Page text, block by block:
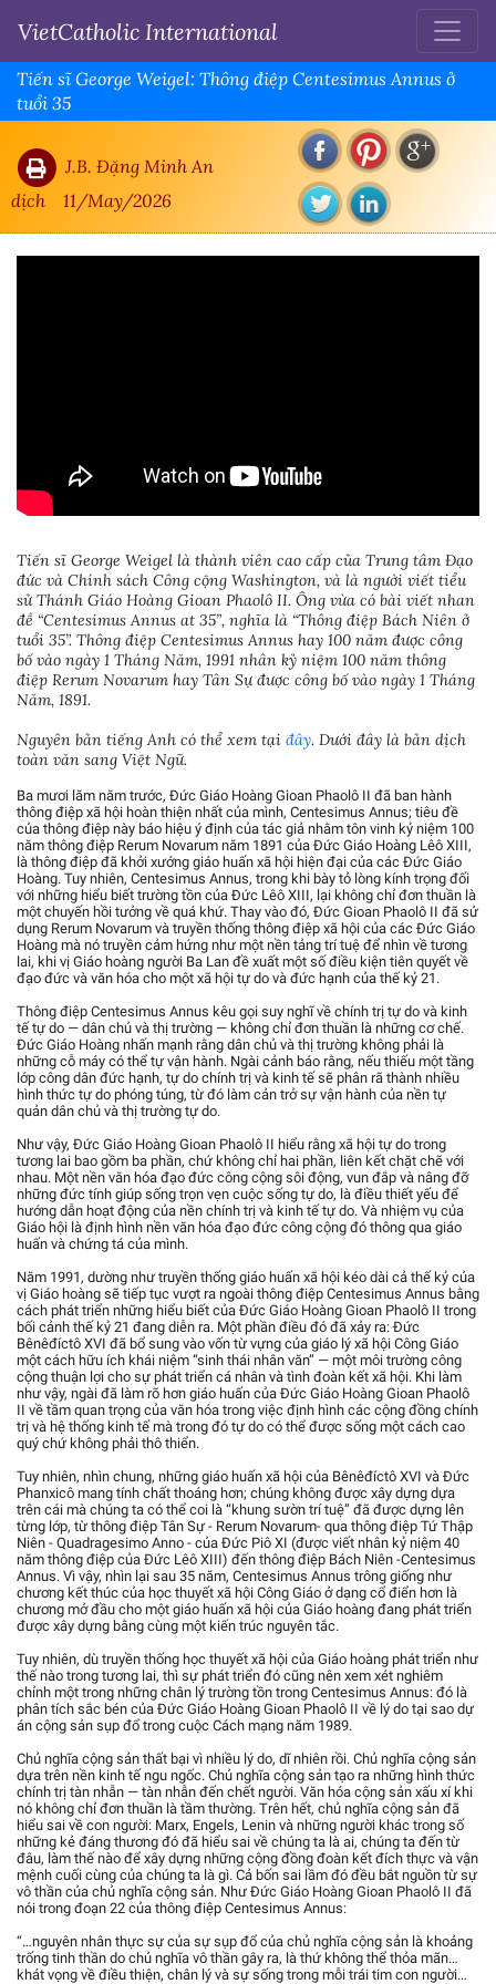
VietCatholic International
Tiến sĩ George Weigel: Thông điệp Centesimus Annus ở
tuổi 35
J.B. Đặng Minh An
dịch
11/May/2026
Tiến sĩ George Weigel là thành viên cao cấp của Trung tâm Đạo
đức và Chính sách Công cộng Washington, và là người viết tiểu
sử Thánh Giáo Hoàng Gioan Phaolô II. Ông vừa có bài viết nhan
đề “Centesimus Annus at 35”, nghĩa là “Thông điệp Bách Niên ở
tuổi 35”. Thông điệp Centesimus Annus hay 100 năm được công
bố vào ngày 1 Tháng Năm, 1991 nhân kỷ niệm 100 năm thông
điệp Rerum Novarum hay Tân Sự được công bố vào ngày 1 Tháng
Năm, 1891.
Nguyên bản tiếng Anh có thể xem tại đây. Dưới đây là bản dịch
toàn văn sang Việt Ngữ.
Ba mươi lăm năm trước, Đức Giáo Hoàng Gioan Phaolô II đã ban hành
thông điệp xã hội hoàn thiện nhất của mình, Centesimus Annus; tiêu đề
của thông điệp này báo hiệu ý định của tác giả nhằm tôn vinh kỷ niệm 100
năm thông điệp Rerum Novarum năm 1891 của Đức Giáo Hoàng Lêô XIII,
là thông điệp đã khởi xướng giáo huấn xã hội hiện đại của các Đức Giáo
Hoàng. Tuy nhiên, Centesimus Annus, trong khi bày tỏ lòng kính trọng đối
với những hiểu biết trường tồn của Đức Lêô XIII, lại không chỉ đơn thuần là
một chuyến hồi tưởng về quá khứ. Thay vào đó, Đức Gioan Phaolô II đã sử
dụng Rerum Novarum và truyền thống thông điệp xã hội của các Đức Giáo
Hoàng mà nó truyền cảm hứng như một nền tảng trí tuệ để nhìn về tương
lai, khi vị Giáo hoàng người Ba Lan đề xuất một số điều kiện tiên quyết về
đạo đức và văn hóa cho một xã hội tự do và đức hạnh của thế kỷ 21.
Thông điệp Centesimus Annus kêu gọi suy nghĩ về chính trị tự do và kinh
tế tự do — dân chủ và thị trường — không chỉ đơn thuần là những cơ chế.
Đức Giáo Hoàng nhấn mạnh rằng dân chủ và thị trường không phải là
những cỗ máy có thể tự vận hành. Ngài cảnh báo rằng, nếu thiếu một tầng
lớp công dân đức hạnh, tự do chính trị và kinh tế sẽ phân rã thành nhiều
hình thức tự do phóng túng, từ đó làm cản trở sự vận hành của nền tự
quản dân chủ và thị trường tự do.
Như vậy, Đức Giáo Hoàng Gioan Phaolô II hiểu rằng xã hội tự do trong
tương lai bao gồm ba phần, chứ không chỉ hai phần, liên kết chặt chẽ với
nhau. Một nền văn hóa đạo đức công cộng sôi động, vun đắp và nâng đỡ
những đức tính giúp sống trọn vẹn cuộc sống tự do, là điều thiết yếu để
hướng dẫn hoạt động của nền chính trị và kinh tế tự do. Và nhiệm vụ của
Giáo hội là định hình nền văn hóa đạo đức công cộng đó thông qua giáo
huấn và chứng tá của mình.
Năm 1991, dường như truyền thống giáo huấn xã hội kéo dài cả thế kỷ của
vị Giáo hoàng sẽ tiếp tục vượt ra ngoài thông điệp Centesimus Annus bằng
cách phát triển những hiểu biết của Đức Giáo Hoàng Gioan Phaolô II trong
bối cảnh thế kỷ 21 đang diễn ra. Một phần điều đó đã xảy ra: Đức
Bênêđíctô XVI đã bổ sung vào vốn từ vựng của giáo lý xã hội Công Giáo
một cách hữu ích khái niệm “sinh thái nhân văn” — một môi trường công
cộng thuận lợi cho sự phát triển cá nhân và tình đoàn kết xã hội. Khi làm
như vậy, ngài đã làm rõ hơn giáo huấn của Đức Giáo Hoàng Gioan Phaolô
II về tầm quan trọng của văn hóa trong việc định hình các cộng đồng chính
trị và hệ thống kinh tế mà trong đó tự do có thể được sống một cách cao
quý chứ không phải thô thiển.
Tuy nhiên, nhìn chung, những giáo huấn xã hội của Bênêđíctô XVI và Đức
Phanxicô mang tính chất thoáng hơn; chúng không được xây dựng dựa
trên cái mà chúng ta có thể coi là “khung sườn trí tuệ” đã được dựng lên
từng lớp, từ thông điệp Tân Sự - Rerum Novarum- qua thông điệp Tứ Thập
Niên - Quadragesimo Anno - của Đức Piô XI (được viết nhân kỷ niệm 40
năm thông điệp của Đức Lêô XIII) đến thông điệp Bách Niên -Centesimus
Annus. Vì vậy, nhìn lại sau 35 năm, Centesimus Annus trông giống như
chương kết thúc của học thuyết xã hội Công Giáo ở dạng cổ điển hơn là
chương mở đầu cho một giáo huấn xã hội của Giáo hoàng đang phát triển
được xây dựng bằng cùng một kiến trúc nguyên tắc.
Tuy nhiên, dù truyền thống học thuyết xã hội của Giáo hoàng phát triển như
thế nào trong tương lai, thì sự phát triển đó cũng nên xem xét nghiêm
chỉnh một trong những chân lý trường tồn trong Centesimus Annus: đó là
phân tích sắc bén của Đức Giáo Hoàng Gioan Phaolô II về lý do tại sao dự
án cộng sản sụp đổ trong cuộc Cách mạng năm 1989.
Chủ nghĩa cộng sản thất bại vì nhiều lý do, dĩ nhiên rồi. Chủ nghĩa cộng sản
dựa trên nền kinh tế ngu ngốc. Chủ nghĩa cộng sản tạo ra những hình thức
chính trị tàn nhẫn — tàn nhẫn đến chết người. Văn hóa cộng sản xấu xí khi
nó không chỉ đơn thuần là tầm thường. Trên hết, chủ nghĩa cộng sản đã
hiểu sai về con người: Marx, Engels, Lenin và những người khác trong số
những kẻ đáng thương đó đã hiểu sai về chúng ta là ai, chúng ta đến từ
đâu, làm thế nào để xây dựng những cộng đồng đoàn kết đích thực và vận
mệnh cuối cùng của chúng ta là gì. Cả bốn sai lầm đó đều bắt nguồn từ sự
vô thần của chủ nghĩa cộng sản. Như Đức Giáo Hoàng Gioan Phaolô II đã
nói trong đoạn 22 của thông điệp Centesimus Annus:
“…nguyên nhân thực sự của sự sụp đổ của chủ nghĩa cộng sản là khoảng
trống tinh thần do chủ nghĩa vô thần gây ra, là thứ không thể thỏa mãn…
khát vọng về điều thiện, chân lý và sự sống trong mỗi trái tim con người…